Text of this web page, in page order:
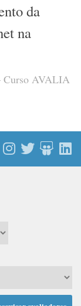
da
na
Curso AVALIA